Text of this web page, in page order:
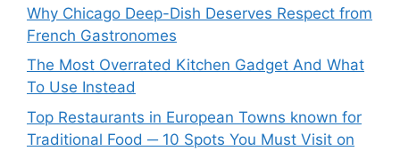
Why Chicago Deep-Dish Deserves Respect from
French Gastronomes
The Most Overrated Kitchen Gadget And What
To Use Instead
Top Restaurants in European Towns known for
Traditional Food ─ 10 Spots You Must Visit on